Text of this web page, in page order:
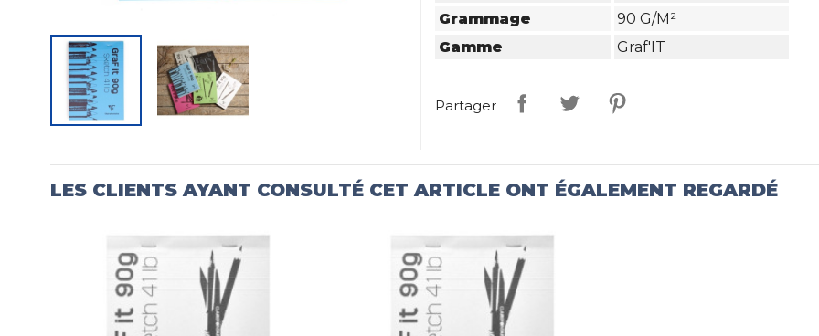
Grammage
90 G/m²
Gamme
Graf'IT
Partager
LES CLIENTS AYANT CONSULTÉ CET ARTICLE ONT ÉGALEMENT REGARDÉ